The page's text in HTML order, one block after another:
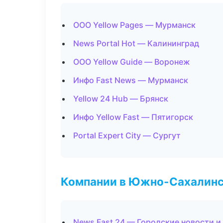
ООО Yellow Pages — Мурманск
News Portal Hot — Калининград
ООО Yellow Guide — Воронеж
Инфо Fast News — Мурманск
Yellow 24 Hub — Брянск
Инфо Yellow Fast — Пятигорск
Portal Expert City — Сургут
Компании в Южно-